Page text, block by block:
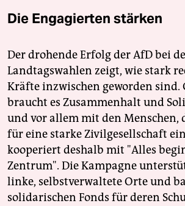
Die Engagierten stärken
Der drohende Erfolg der AfD bei
Landtagswahlen zeigt, wie stark
Kräfte inzwischen geworden sind.
braucht es Zusammenhalt und
und vor allem mit den Menschen,
für eine starke Zivilgesellschaft
kooperiert deshalb mit "Alles
Zentrum". Die Kampagne
linke, selbstverwaltete Orte und
solidarischen Fonds für deren